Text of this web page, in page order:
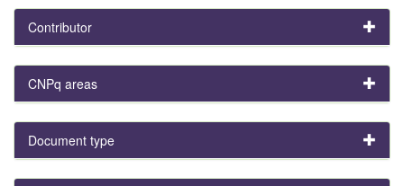
Contributor
CNPq areas
Document type